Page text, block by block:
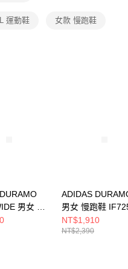
或監護人之同意方可使用
別帳號之用戶狀況，依本公司即
運動鞋 女款 慢跑鞋
男女 慢
ADIDAS
男女 慢跑鞋
NT$1,910
NT$2,390